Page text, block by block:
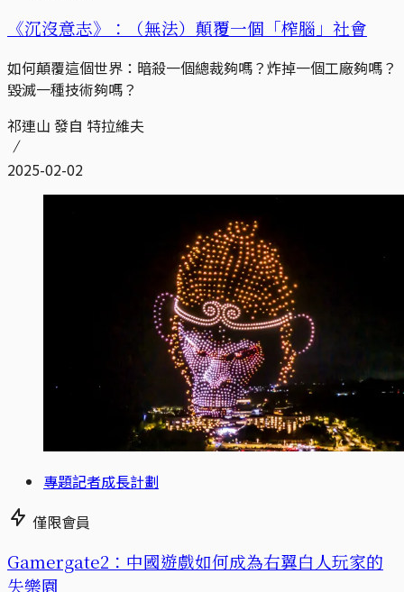
《沉沒意志》：（無法）顛覆一個「榨腦」社會
如何顛覆這個世界：暗殺一個總裁夠嗎？炸掉一個工廠夠嗎？
毀滅一種技術夠嗎？
祁連山 發自 特拉維夫
2025-02-02
專題記者成長計劃
僅限會員
Gamergate2：中國遊戲如何成為右翼白人玩家的
失樂園